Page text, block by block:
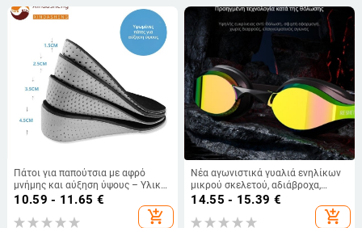
Πάτοι για παπούτσια με αφρό
μνήμης και αύξηση ύψους – Υλικό:
EVA; Μοντέλο: XD-increased
memory; Στυλ: πάτος με αύξηση
ύψους; Λειτουργία: αυξημένη
10.59 - 11.65 €
add_shopping_cart
Νέα αγωνιστικά γυαλιά ενηλίκων
μικρού σκελετού, αδιάβροχα,
αντιθαμβωτικά, επαγγελματικής
γυναικεία, με επικάλυψη HD για
14.55 - 15.39 €
add_shopping_cart